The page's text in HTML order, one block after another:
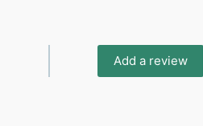
Add a review